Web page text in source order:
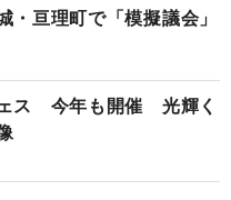
亘理町で「模擬議会」
ス 今年も開催 光輝く